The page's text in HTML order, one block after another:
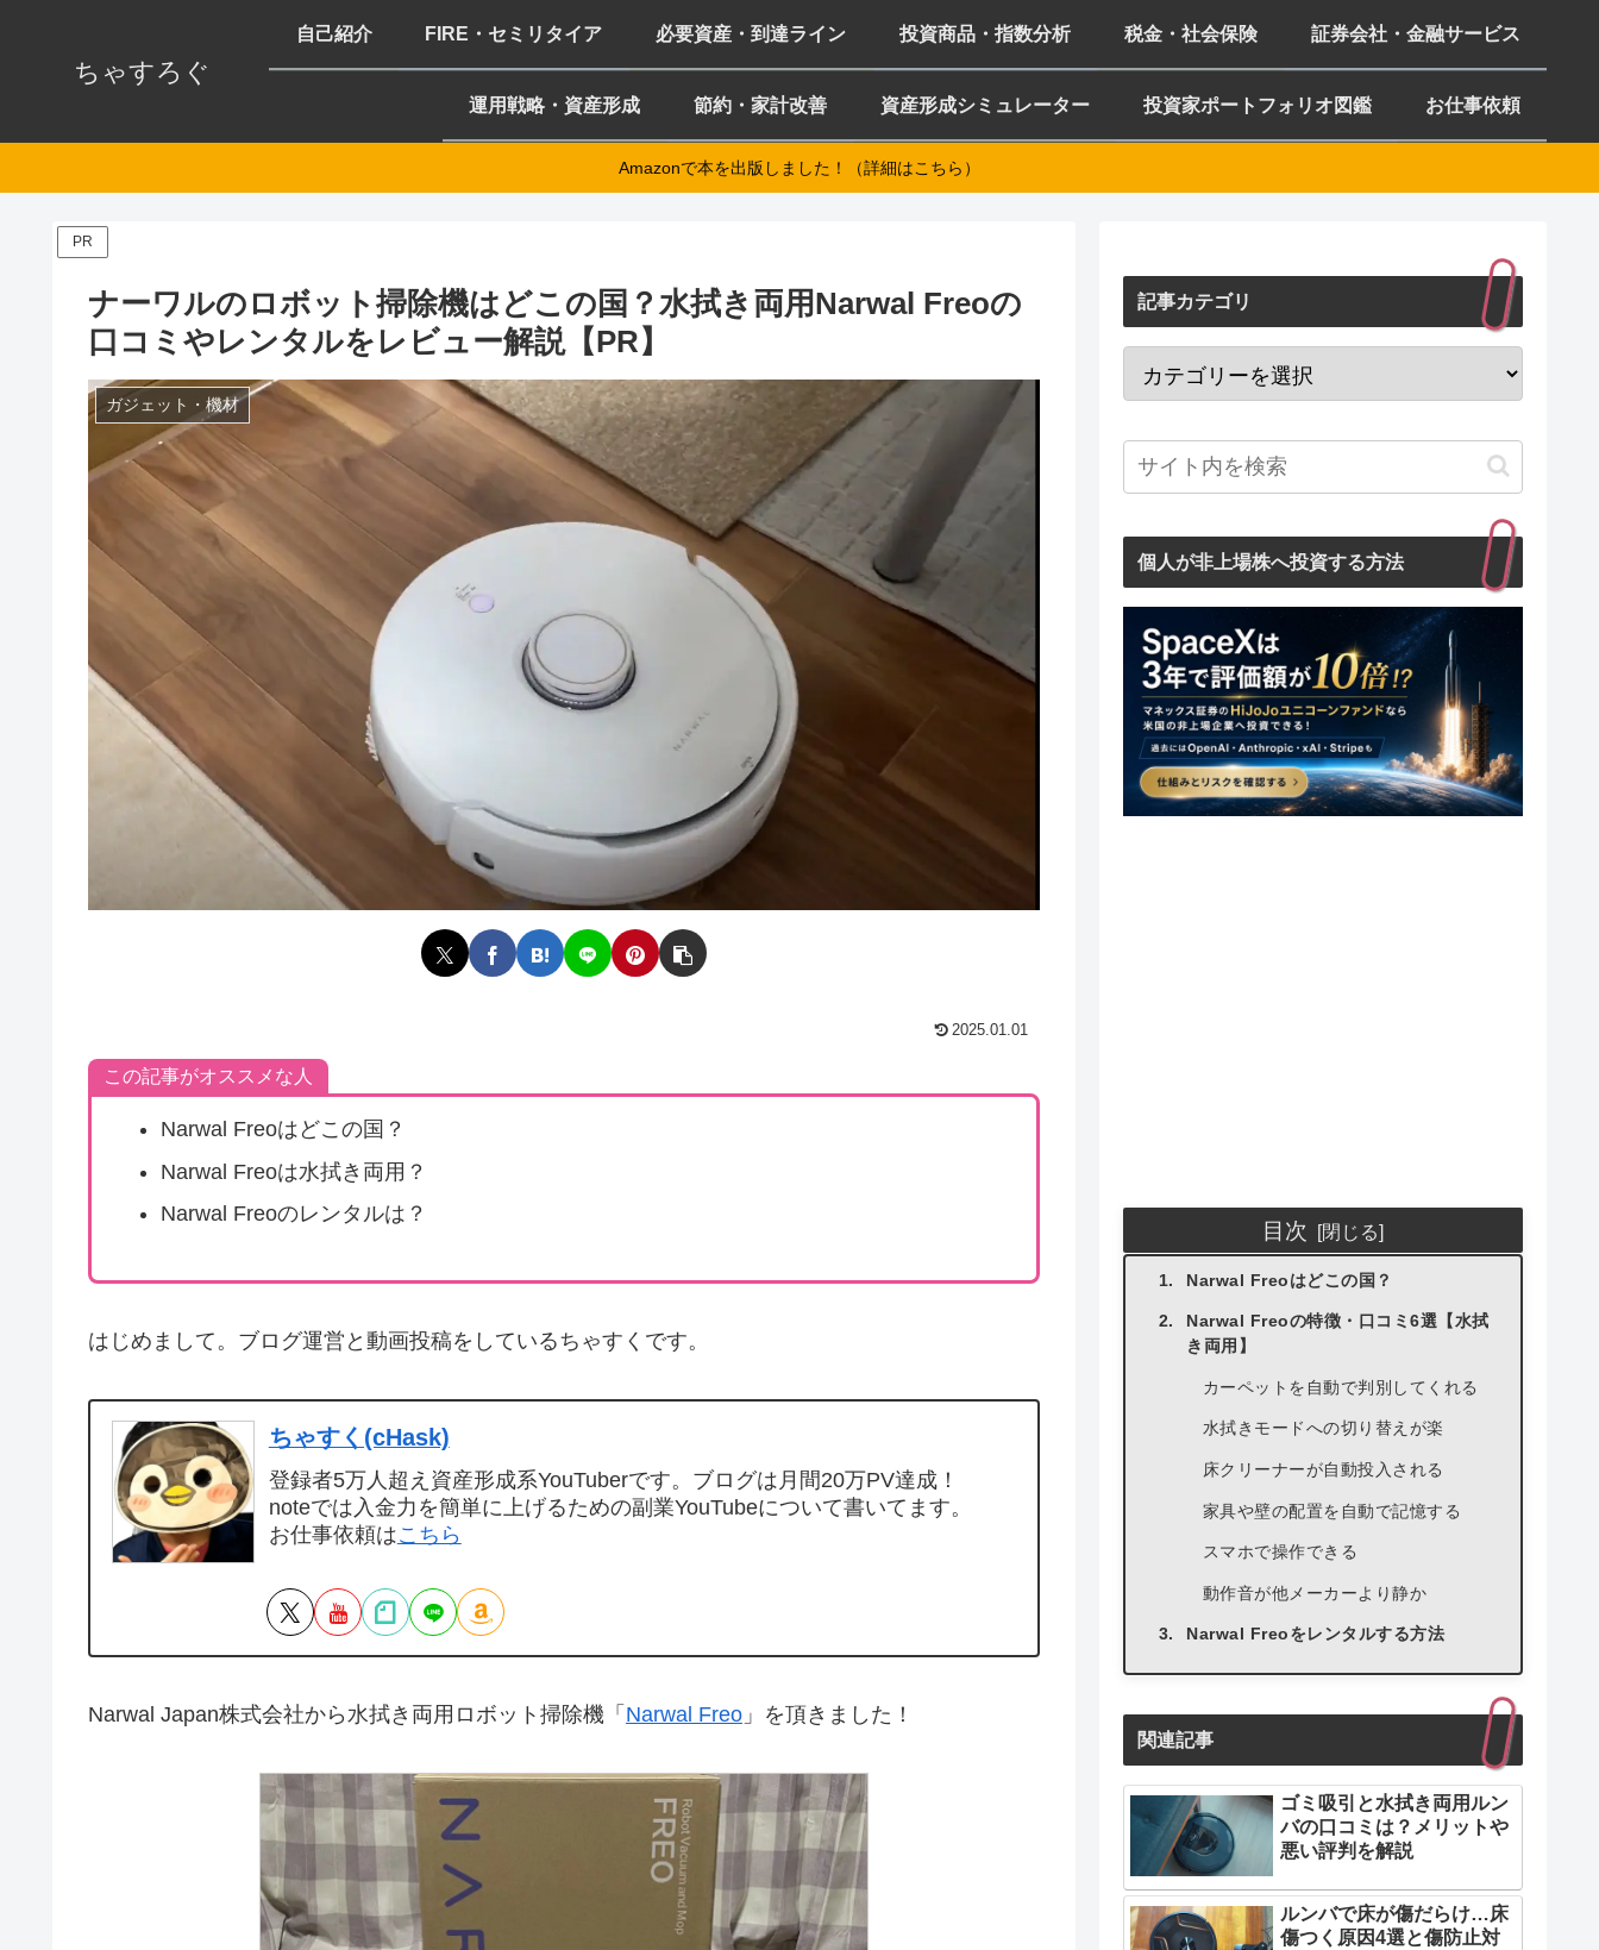
ちゃすろぐ
自己紹介 FIRE・セミリタイア 必要資産・到達ライン 投資商品・指数分析 税金・社会保険 証券会社・金融サービス
運用戦略・資産形成 節約・家計改善 資産形成シミュレーター 投資家ポートフォリオ図鑑 お仕事依頼
Amazonで本を出版しました！（詳細はこちら）
PR
ナーワルのロボット掃除機はどこの国？水拭き両用Narwal Freoの
口コミやレンタルをレビュー解説【PR】
ガジェット・機材
2025.01.01
この記事がオススメな人
Narwal Freoはどこの国？
Narwal Freoは水拭き両用？
Narwal Freoのレンタルは？
はじめまして。ブログ運営と動画投稿をしているちゃすくです。
ちゃすく(cHask)
登録者5万人超え資産形成系YouTuberです。ブログは月間20万PV達成！
noteでは入金力を簡単に上げるための副業YouTubeについて書いてます。
お仕事依頼はこちら
Narwal Japan株式会社から水拭き両用ロボット掃除機「 Narwal Freo 」を頂きました！
記事カテゴリ
個人が非上場株へ投資する方法
目次
Narwal Freoはどこの国？
Narwal Freoの特徴・口コミ6選【水拭
き両用】
カーペットを自動で判別してくれる
水拭きモードへの切り替えが楽
床クリーナーが自動投入される
家具や壁の配置を自動で記憶する
スマホで操作できる
動作音が他メーカーより静か
Narwal Freoをレンタルする方法
関連記事
ゴミ吸引と水拭き両用ルン
バの口コミは？メリットや
悪い評判を解説
ルンバで床が傷だらけ…床
傷つく原因4選と傷防止対